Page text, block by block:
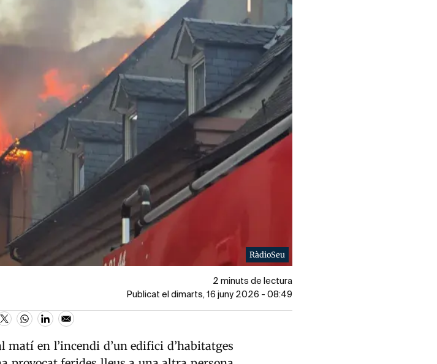
RàdioSeu
2 minuts de lectura
Publicat el dimarts, 16 juny 2026 - 08:49
en l’incendi d’un edifici d’habitatges